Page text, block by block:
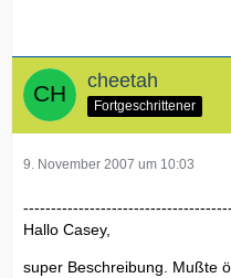
cheetah
Fortgeschrittener
9. November 2007 um 10:03
Hallo Casey,
super Beschreibung. Mußte